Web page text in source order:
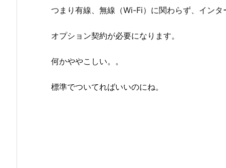
つまり有線、無線（Wi-Fi）に関わらず、インタ
オプション契約が必要になります。
何かややこしい。。
標準でついてればいいのにね。